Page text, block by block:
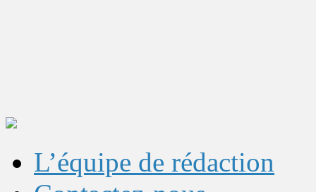
L’équipe de rédaction